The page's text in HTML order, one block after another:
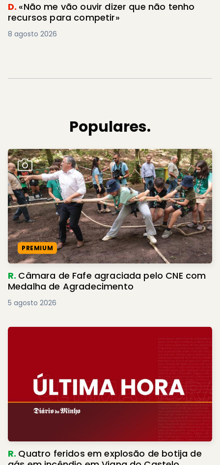
D. «Não me vão ouvir dizer que não tenho
recursos para competir»
8 agosto 2026
Populares.
PREMIUM
R. Câmara de Fafe agraciada pelo CNE com
Medalha de Agradecimento
5 agosto 2026
R. Quatro feridos em explosão de botija de